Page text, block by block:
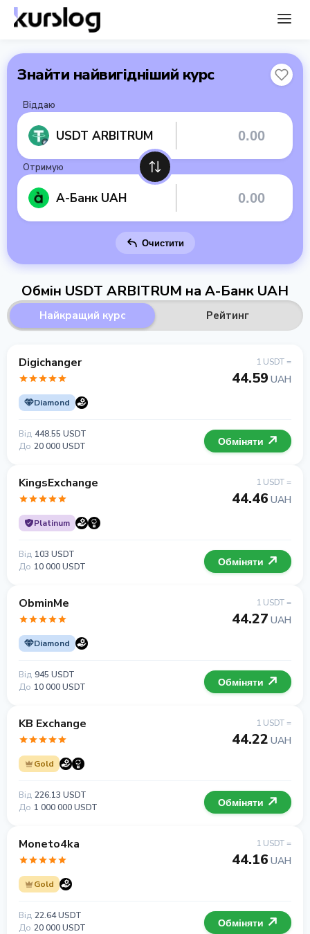
Знайти найвигідніший курс
Віддаю
USDT ARBITRUM
Отримую
А-Банк UAH
Очистити
Обмін USDT ARBITRUM на А-Банк UAH
Найкращий курс Рейтинг
Digichanger
Diamond
1 USDT =
44.59 UAH
Від 448.55 USDT
До 20 000 USDT Обміняти
KingsExchange
Platinum
1 USDT =
44.46 UAH
Від 103 USDT
До 10 000 USDT Обміняти
ObminMe
Diamond
1 USDT =
44.27 UAH
Від 945 USDT
До 10 000 USDT Обміняти
KB Exchange
Gold
1 USDT =
44.22 UAH
Від 226.13 USDT
До 1 000 000 USDT Обміняти
Moneto4ka
Gold
1 USDT =
44.16 UAH
Від 22.64 USDT
До 20 000 USDT Обміняти